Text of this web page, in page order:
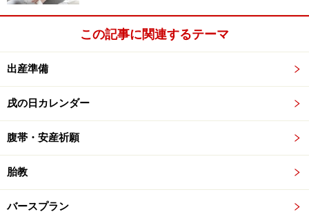
この記事に関連するテーマ
出産準備
戌の日カレンダー
腹帯・安産祈願
胎教
バースプラン